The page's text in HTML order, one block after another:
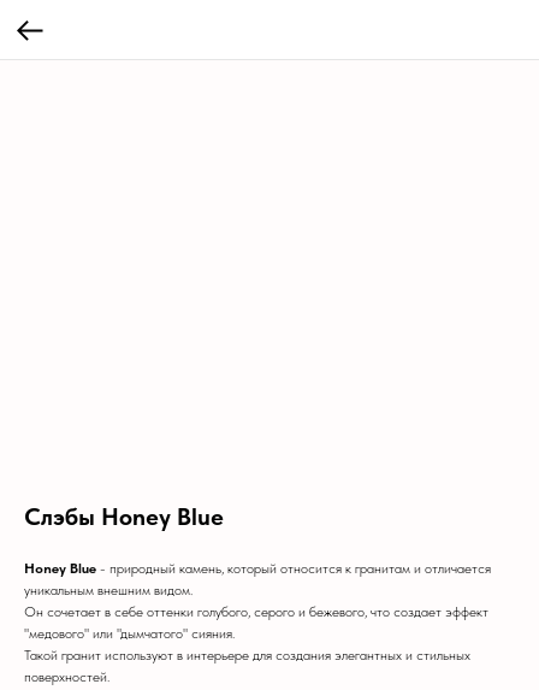
Слэбы Honey Blue
Honey Blue - природный камень, который относится к гранитам и отличается
уникальным внешним видом.
Он сочетает в себе оттенки голубого, серого и бежевого, что создает эффект
"медового" или "дымчатого" сияния.
Такой гранит используют в интерьере для создания элегантных и стильных
поверхностей.